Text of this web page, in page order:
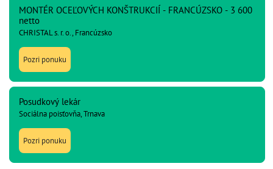
MONTÉR OCEĽOVÝCH KONŠTRUKCIÍ - FRANCÚZSKO - 3 600
netto
CHRISTAL s. r. o., Francúzsko
Pozri ponuku
Posudkový lekár
Sociálna poisťovňa, Trnava
Pozri ponuku